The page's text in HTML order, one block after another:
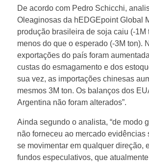
o
n
f
i
r
a
De acordo com Pedro Schicchi,
Oleaginosas da hEDGEpoint Global
produção brasileira de soja caiu (-1M
menos do que o esperado (-3M ton).
exportações do país foram
custas do esmagamento e dos
sua vez, as importações chinesas
mesmos 3M ton. Os balanços dos
Argentina não foram alterados”.
Ainda segundo o analista, “de modo
não forneceu ao mercado evidências
se movimentar em qualquer direção,
fundos especulativos, que